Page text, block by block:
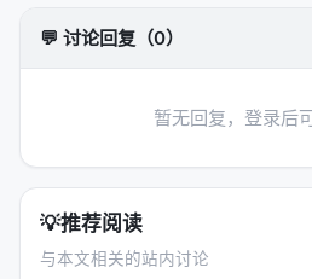
果你要注入的两个方向
们就会互相干扰——一个方向的
个力正交，棍子往东北走，两
两个力夹角只有 10°，它们就
的方向两个目标都没达到。
💬 讨论回复（0）
暂无回复，登录后
💡推荐阅读
与本文相关的站内讨论